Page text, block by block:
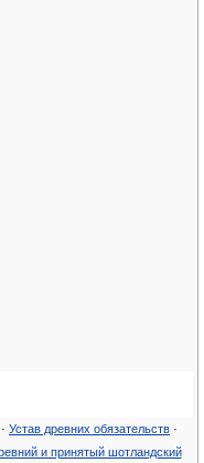
· Устав древних обязательств‎ ·
и принятый шотландский